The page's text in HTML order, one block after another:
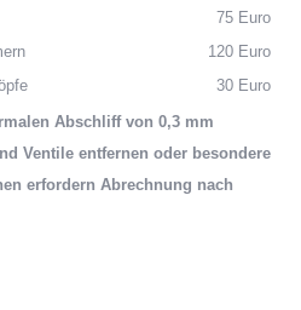
75 Euro
120 Euro
30 Euro
Abschliff von 0,3 mm
Ventile entfernen oder besondere
erfordern Abrechnung nach